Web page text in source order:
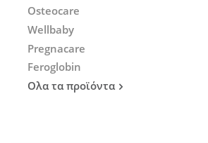
Osteocare
Wellbaby
Pregnacare
Feroglobin
Ολα τα προϊόντα